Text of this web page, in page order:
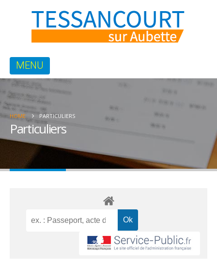
HOME PARTICULIERS
Particuliers